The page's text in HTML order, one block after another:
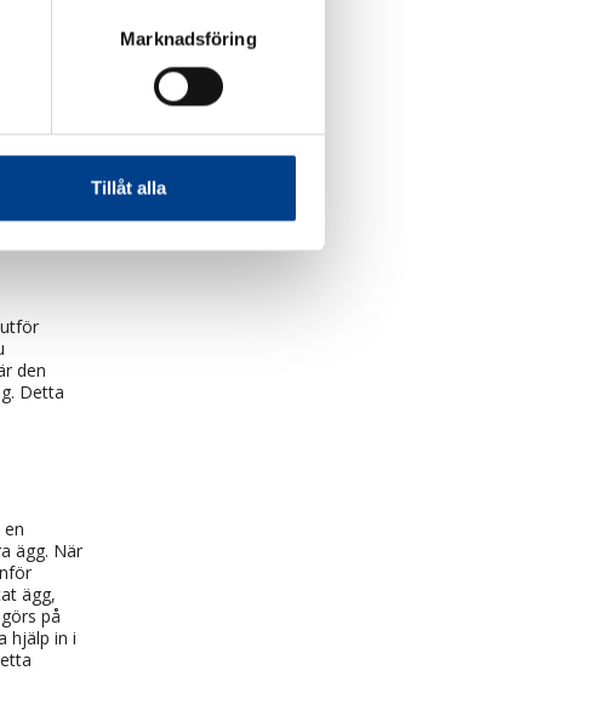
Marknadsföring
Tillåt alla
den
Detta
ägg. När
ägg,
på
hjälp in i